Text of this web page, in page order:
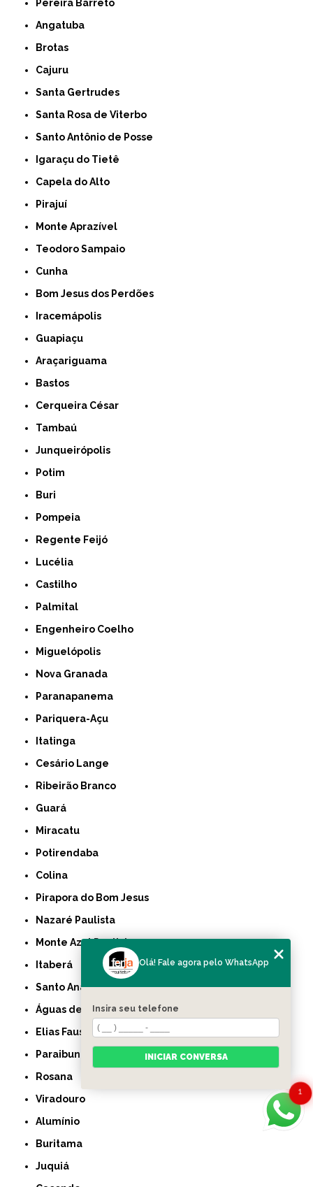
Pereira Barreto
Angatuba
Brotas
Cajuru
Santa Gertrudes
Santa Rosa de Viterbo
Santo Antônio de Posse
Igaraçu do Tietê
Capela do Alto
Pirajuí
Monte Aprazível
Teodoro Sampaio
Cunha
Bom Jesus dos Perdões
Iracemápolis
Guapiaçu
Araçariguama
Bastos
Cerqueira César
Tambaú
Junqueirópolis
Potim
Buri
Pompeia
Regente Feijó
Lucélia
Castilho
Palmital
Engenheiro Coelho
Miguelópolis
Nova Granada
Paranapanema
Pariquera-Açu
Itatinga
Cesário Lange
Ribeirão Branco
Guará
Miracatu
Potirendaba
Colina
Pirapora do Bom Jesus
Nazaré Paulista
Monte Azul Paulista
Itaberá
Santo Anastácio
Águas de Lindóia
Elias Fausto
Paraibuna
Rosana
Viradouro
Alumínio
Buritama
Juquiá
1
Olá! Fale agora pelo WhatsApp
Insira seu telefone
INICIAR CONVERSA